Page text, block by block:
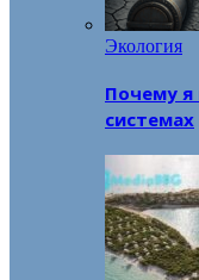
Экология
Почему я
системах